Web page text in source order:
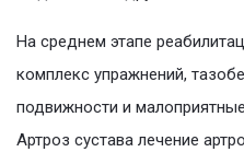
На среднем этапе
комплекс упражнений,
подвижности и
Артроз сустава лечение